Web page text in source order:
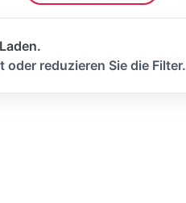
reduzieren Sie die Filter.